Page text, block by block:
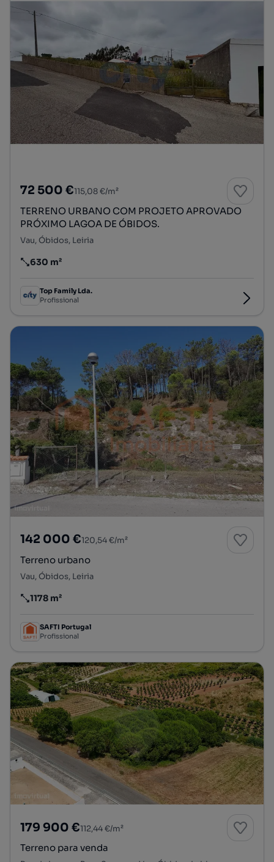
72 500 €115,08 €/m²
TERRENO URBANO COM PROJETO APROVADO
PRÓXIMO LAGOA DE ÓBIDOS.
Vau, Óbidos, Leiria
Preço por metro quadrado
630 m²
Top Family Lda.
Profissional
142 000 €120,54 €/m²
Terreno urbano
Vau, Óbidos, Leiria
Preço por metro quadrado
1178 m²
SAFTI Portugal
Profissional
179 900 €112,44 €/m²
Terreno para venda